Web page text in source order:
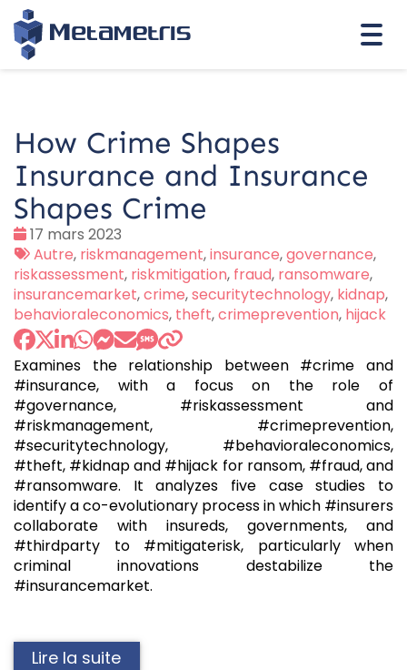
How Crime Shapes
Insurance and Insurance
Shapes Crime
Date
:
17 mars 2023
Tags
:
Autre, riskmanagement,insurance,governance,
riskassessment, riskmitigation, fraud, ransomware,
insurancemarket,crime,securitytechnology, kidnap,
behavioraleconomics, theft,crimeprevention, hijack
Examines the relationship between #crime and
#insurance, with a focus on the role of
#governance, #riskassessment and
#riskmanagement, #crimeprevention,
#securitytechnology, #behavioraleconomics,
#theft, #kidnap and #hijack for ransom, #fraud, and
#ransomware. It analyzes five case studies to
identify a co-evolutionary process in which #insurers
collaborate with insureds, governments, and
#thirdparty to #mitigaterisk, particularly when
criminal innovations destabilize the
#insurancemarket.
Lire la suite